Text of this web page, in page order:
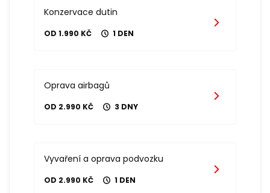
Konzervace dutin
OD 1.990 KČ 1 DEN
Oprava airbagů
OD 2.990 KČ 3 DNY
Vyvaření a oprava podvozku
OD 2.990 KČ 1 DEN